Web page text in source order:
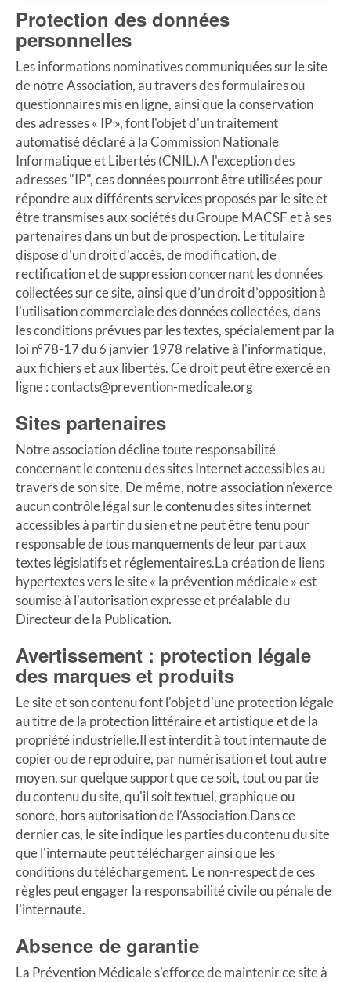
Protection des données
personnelles
Les informations nominatives communiquées sur le site
de notre Association, au travers des formulaires ou
questionnaires mis en ligne, ainsi que la conservation
des adresses « IP », font l'objet d'un traitement
automatisé déclaré à la Commission Nationale
Informatique et Libertés (CNIL).A l'exception des
adresses "IP", ces données pourront être utilisées pour
répondre aux différents services proposés par le site et
être transmises aux sociétés du Groupe MACSF et à ses
partenaires dans un but de prospection. Le titulaire
dispose d'un droit d'accès, de modification, de
rectification et de suppression concernant les données
collectées sur ce site, ainsi que d’un droit d’opposition à
l’utilisation commerciale des données collectées, dans
les conditions prévues par les textes, spécialement par la
loi n°78-17 du 6 janvier 1978 relative à l'informatique,
aux fichiers et aux libertés. Ce droit peut être exercé en
ligne : contacts@prevention-medicale.org
Sites partenaires
Notre association décline toute responsabilité
concernant le contenu des sites Internet accessibles au
travers de son site. De même, notre association n'exerce
aucun contrôle légal sur le contenu des sites internet
accessibles à partir du sien et ne peut être tenu pour
responsable de tous manquements de leur part aux
textes législatifs et réglementaires.La création de liens
hypertextes vers le site « la prévention médicale » est
soumise à l'autorisation expresse et préalable du
Directeur de la Publication.
Avertissement : protection légale
des marques et produits
Le site et son contenu font l'objet d'une protection légale
au titre de la protection littéraire et artistique et de la
propriété industrielle.Il est interdit à tout internaute de
copier ou de reproduire, par numérisation et tout autre
moyen, sur quelque support que ce soit, tout ou partie
du contenu du site, qu'il soit textuel, graphique ou
sonore, hors autorisation de l’Association.Dans ce
dernier cas, le site indique les parties du contenu du site
que l'internaute peut télécharger ainsi que les
conditions du téléchargement. Le non-respect de ces
règles peut engager la responsabilité civile ou pénale de
l'internaute.
Absence de garantie
La Prévention Médicale s'efforce de maintenir ce site à